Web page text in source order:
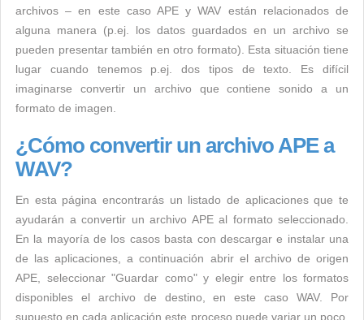
archivos – en este caso APE y WAV están relacionados de
alguna manera (p.ej. los datos guardados en un archivo se
pueden presentar también en otro formato). Esta situación tiene
lugar cuando tenemos p.ej. dos tipos de texto. Es difícil
imaginarse convertir un archivo que contiene sonido a un
formato de imagen.
¿Cómo convertir un archivo APE a
WAV?
En esta página encontrarás un listado de aplicaciones que te
ayudarán a convertir un archivo APE al formato seleccionado.
En la mayoría de los casos basta con descargar e instalar una
de las aplicaciones, a continuación abrir el archivo de origen
APE, seleccionar "Guardar como" y elegir entre los formatos
disponibles el archivo de destino, en este caso WAV. Por
supuesto en cada aplicación este proceso puede variar un poco,